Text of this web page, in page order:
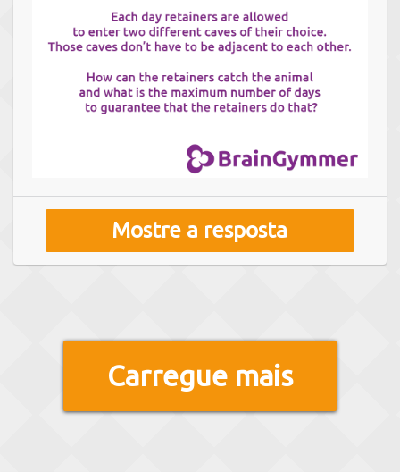
Mostre a resposta
Carregue mais